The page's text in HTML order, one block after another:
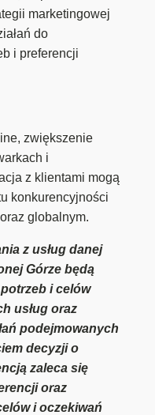
marketingowej
do
i preferencji
zwiększenie
i
z klientami mogą
konkurencyjności
globalnym.
z usług danej
Górze będą
i celów
usług oraz
podejmowanych
decyzji o
zaleca się
oraz
i oczekiwań